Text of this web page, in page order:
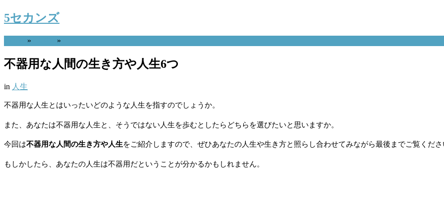
5セカンズ
» »
不器用な人間の生き方や人生6つ
in 人生
不器用な人生とはいったいどのような人生を指すのでしょうか。
また、あなたは不器用な人生と、そうではない人生を歩むとしたらどちらを選びたいと思いますか。
今回は不器用な人間の生き方や人生をご紹介しますので、ぜひあなたの人生や生き方と照らし合わせてみながら最後までご覧くだ
もしかしたら、あなたの人生は不器用だということが分かるかもしれません。